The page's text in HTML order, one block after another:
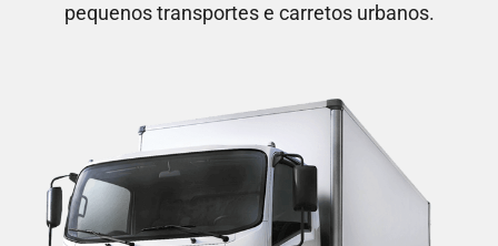
pequenos transportes e carretos urbanos.